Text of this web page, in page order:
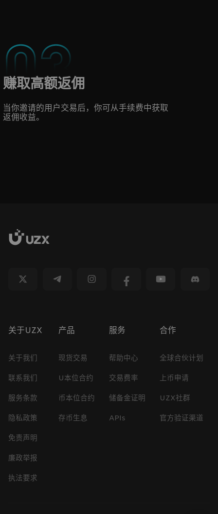
赚取高额返佣
当你邀请的用户交易后，你可从手续费中获取
返佣收益。
关于UZX
关于我们
联系我们
服务条款
隐私政策
免责声明
廉政举报
执法要求
产品
现货交易
U本位合约
币本位合约
存币生息
服务
帮助中心
交易费率
储备金证明
APIs
合作
全球合伙计划
上币申请
UZX社群
官方验证渠道